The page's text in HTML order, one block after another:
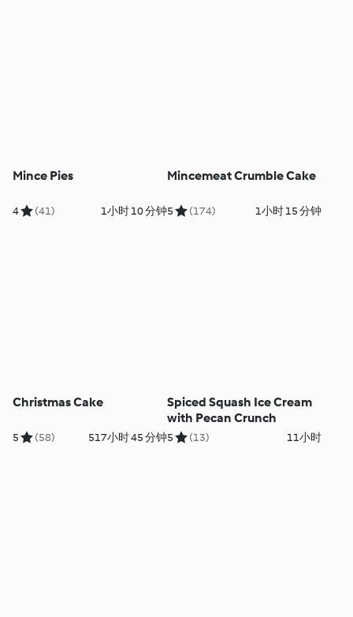
Mince Pies
4 (41) 1小时 10 分钟
Mincemeat Crumble Cake
5 (174) 1小时 15 分钟
Christmas Cake
5 (58) 517小时 45 分钟
Spiced Squash Ice Cream
with Pecan Crunch
5 (13) 11小时